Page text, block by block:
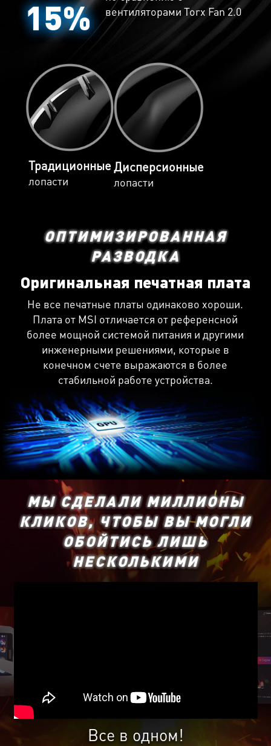
15%
вентиляторами Torx Fan 2.0
Традиционные
лопасти
Дисперсионные
лопасти
ОПТИМИЗИРОВАННАЯ
РАЗВОДКА
Оригинальная печатная плата
Не все печатные платы одинаково хороши.
Плата от MSI отличается от референсной
более мощной системой питания и другими
инженерными решениями, которые в
конечном счете выражаются в более
стабильной работе устройства.
МЫ СДЕЛАЛИ МИЛЛИОНЫ
КЛИКОВ, ЧТОБЫ ВЫ МОГЛИ
ОБОЙТИСЬ ЛИШЬ
НЕСКОЛЬКИМИ
Все в одном!